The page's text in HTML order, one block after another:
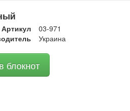
Артикул
03-971
Украина
блокнот